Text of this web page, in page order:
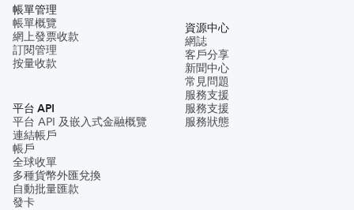
帳單管理
帳單概覽
網上發票收款
訂閱管理
按量收款
平台 API
平台 API 及嵌入式金融概覽
連結帳戶
帳戶
全球收單
多種貨幣外匯兌換
自動批量匯款
發卡
資源中心
網誌
客戶分享
新聞中心
常見問題
服務支援
服務支援
服務狀態